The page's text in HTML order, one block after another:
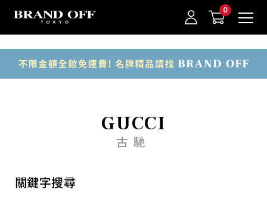
中古名牌業界No.1的BRAND OFF。BRAND OFF官網購物/h1>
GUCCI
古馳
關鍵字搜尋
商品類別
一般珠寶